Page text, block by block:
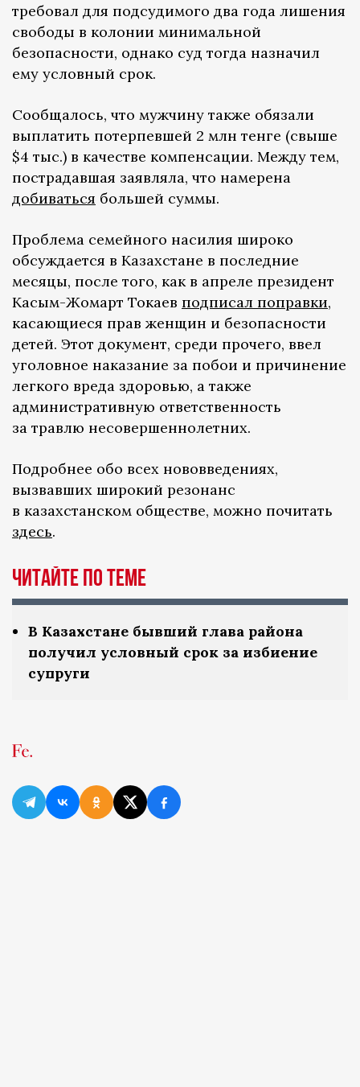
требовал для подсудимого два года лишения
свободы в колонии минимальной
безопасности, однако суд тогда назначил
ему условный срок.
Сообщалось, что мужчину также обязали
выплатить потерпевшей 2 млн тенге (свыше
$4 тыс.) в качестве компенсации. Между тем,
пострадавшая заявляла, что намерена
добиваться большей суммы.
Проблема семейного насилия широко
обсуждается в Казахстане в последние
месяцы, после того, как в апреле президент
Касым-Жомарт Токаев подписал поправки,
касающиеся прав женщин и безопасности
детей. Этот документ, среди прочего, ввел
уголовное наказание за побои и причинение
легкого вреда здоровью, а также
административную ответственность
за травлю несовершеннолетних.
Подробнее обо всех нововведениях,
вызвавших широкий резонанс
в казахстанском обществе, можно почитать
здесь.
ЧИТАЙТЕ ПО ТЕМЕ
В Казахстане бывший глава района
получил условный срок за избиение
супруги